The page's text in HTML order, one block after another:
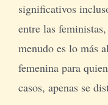
significativos
entre las
menudo es lo más
femenina para
casos, apenas se